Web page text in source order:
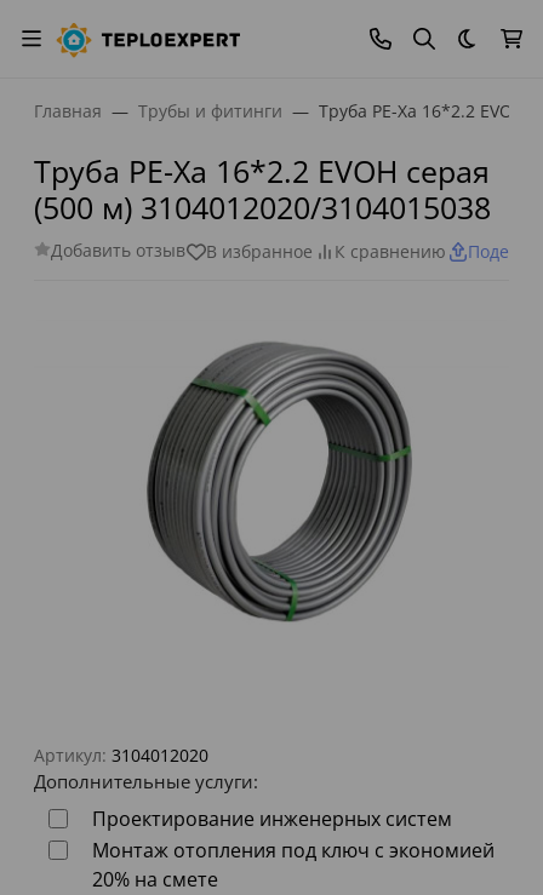
Темная
Главная Трубы и фитинги Труба PE-Xa 16*2.2 EVOH
Труба PE-Xa 16*2.2 EVOH серая
(500 м) 3104012020/3104015038
Добавить отзыв В избранное К сравнению
Артикул: 3104012020
Дополнительные услуги:
Проектирование инженерных систем
Монтаж отопления под ключ с экономией
20% на смете